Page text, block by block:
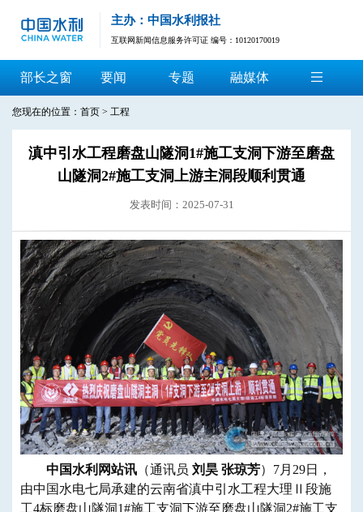
主办：中国水利报社
互联网新闻信息服务许可证 编号：10120170019
部长之窗 要闻 专题 融媒体
您现在的位置： 首页 > 工程
滇中引水工程磨盘山隧洞1#施工支洞下游至磨盘
山隧洞2#施工支洞上游主洞段顺利贯通
发表时间：2025-07-31
中国水利网站讯 （通讯员 刘昊 张琼芳）7月29日，
由中国水电七局承建的云南省滇中引水工程大理Ⅱ段施
工4标磨盘山隧洞1#施工支洞下游至磨盘山隧洞2#施工支